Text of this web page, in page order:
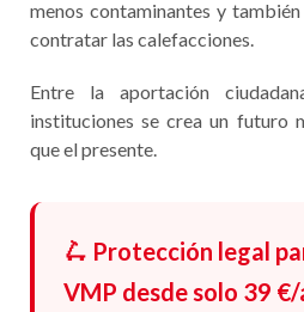
menos contaminantes y
contratar las calefacciones.
Entre la aportación
instituciones se crea un futuro
que el presente.
🛴 Protección legal
VMP desde solo 39